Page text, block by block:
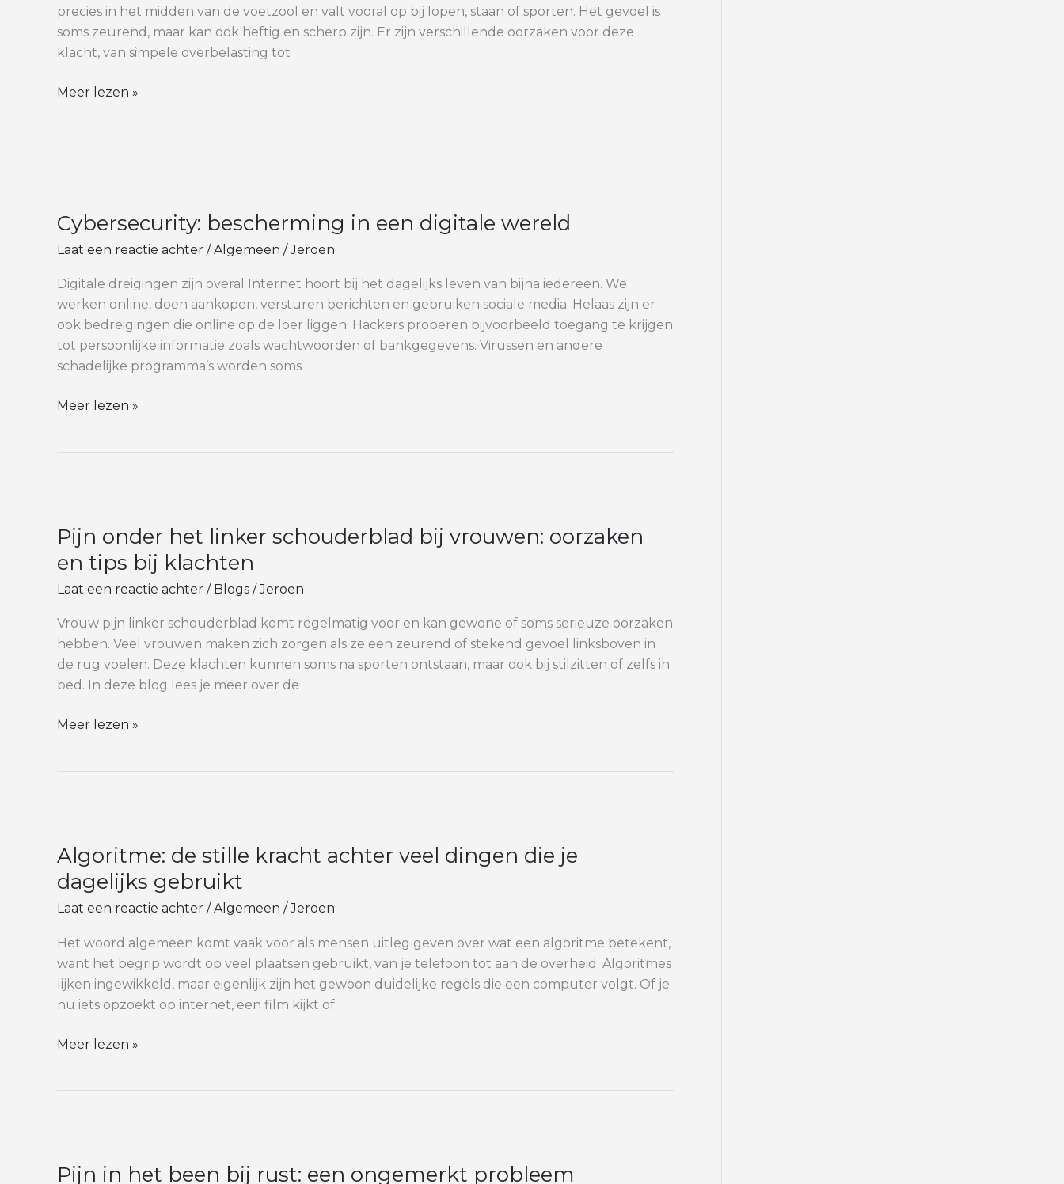
precies in het midden van de voetzool en valt vooral op bij lopen, staan of sporten. Het gevoel is
soms zeurend, maar kan ook heftig en scherp zijn. Er zijn verschillende oorzaken voor deze
klacht, van simpele overbelasting tot
en
kun
Meer lezen »
Cybersecurity: bescherming in een digitale wereld
Laat een reactie achter /Algemeen /Jeroen
Digitale dreigingen zijn overal Internet hoort bij het dagelijks leven van bijna iedereen. We
werken online, doen aankopen, versturen berichten en gebruiken sociale media. Helaas zijn er
ook bedreigingen die online op de loer liggen. Hackers proberen bijvoorbeeld toegang te krijgen
tot persoonlijke informatie zoals wachtwoorden of bankgegevens. Virussen en andere
schadelijke programma’s worden soms
in
een
wereld
Meer lezen »
Pijn onder het linker schouderblad bij vrouwen: oorzaken
en tips bij klachten
Laat een reactie achter / Blogs /Jeroen
Vrouw pijn linker schouderblad komt regelmatig voor en kan gewone of soms serieuze oorzaken
hebben. Veel vrouwen maken zich zorgen als ze een zeurend of stekend gevoel linksboven in
de rug voelen. Deze klachten kunnen soms na sporten ontstaan, maar ook bij stilzitten of zelfs in
bed. In deze blog lees je meer over de
het
linker
schouderblad
bij
vrouwen:
oorzaken
en
tips
klachten
Meer lezen »
Algoritme: de stille kracht achter veel dingen die je
dagelijks gebruikt
Laat een reactie achter / Algemeen /Jeroen
Het woord algemeen komt vaak voor als mensen uitleg geven over wat een algoritme betekent,
want het begrip wordt op veel plaatsen gebruikt, van je telefoon tot aan de overheid. Algoritmes
lijken ingewikkeld, maar eigenlijk zijn het gewoon duidelijke regels die een computer volgt. Of je
nu iets opzoekt op internet, een film kijkt of
stille
kracht
achter
veel
dingen
je
dagelijks
Meer lezen »
Pijn in het been bij rust: een ongemerkt probleem
het